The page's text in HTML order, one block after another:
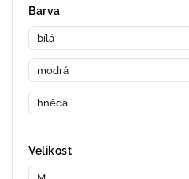
Barva
bílá
modrá
hnědá
Velikost